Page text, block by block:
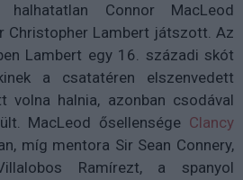
Connor MacLeod
Christopher Lambert játszott. Az
Lambert egy 16. századi skót
a csatatéren elszenvedett
volna halnia, azonban csodával
MacLeod ősellensége Clancy
míg mentora Sir Sean Connery,
Ramírezt, a spanyol